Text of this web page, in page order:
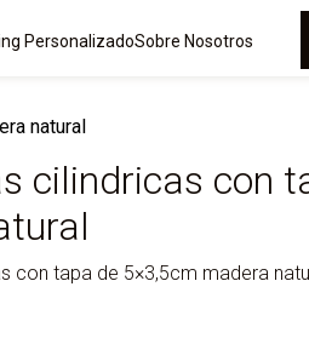
PersonalizadoSobre Nosotros
natural
cilindricas con
con tapa de 5×3,5cm madera